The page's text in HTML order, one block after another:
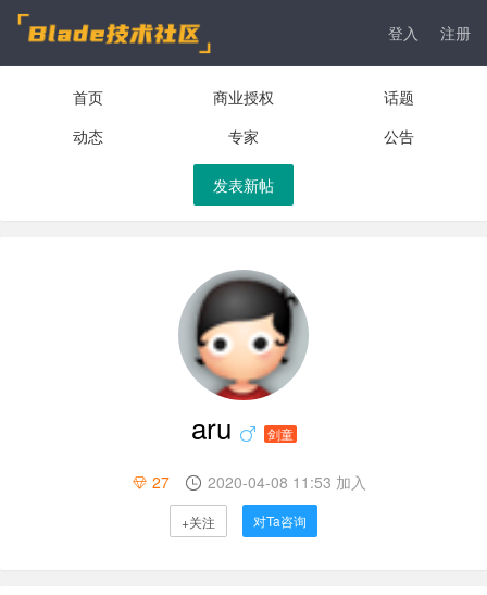
登入 注册
首页 商业授权
话题
动态
专家 公告
发表新帖
aru 剑童
27 2020-04-08 11:53 加入
+关注 对Ta咨询